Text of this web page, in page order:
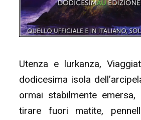
il
18
settembre)”
Utenza e lurkanza,
dodicesima isola
ormai stabilmente
tirare fuori matite,